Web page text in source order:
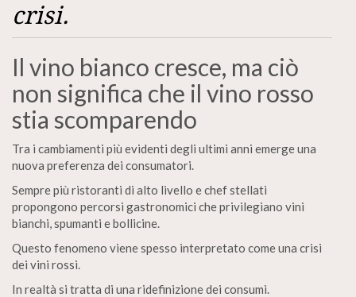
crisi.
Il vino bianco cresce, ma ciò
non significa che il vino rosso
stia scomparendo
Tra i cambiamenti più evidenti degli ultimi anni emerge una
nuova preferenza dei consumatori.
Sempre più ristoranti di alto livello e chef stellati
propongono percorsi gastronomici che privilegiano vini
bianchi, spumanti e bollicine.
Questo fenomeno viene spesso interpretato come una crisi
dei vini rossi.
In realtà si tratta di una ridefinizione dei consumi.